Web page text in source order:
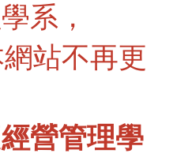
系，
站不再更
經營管理學